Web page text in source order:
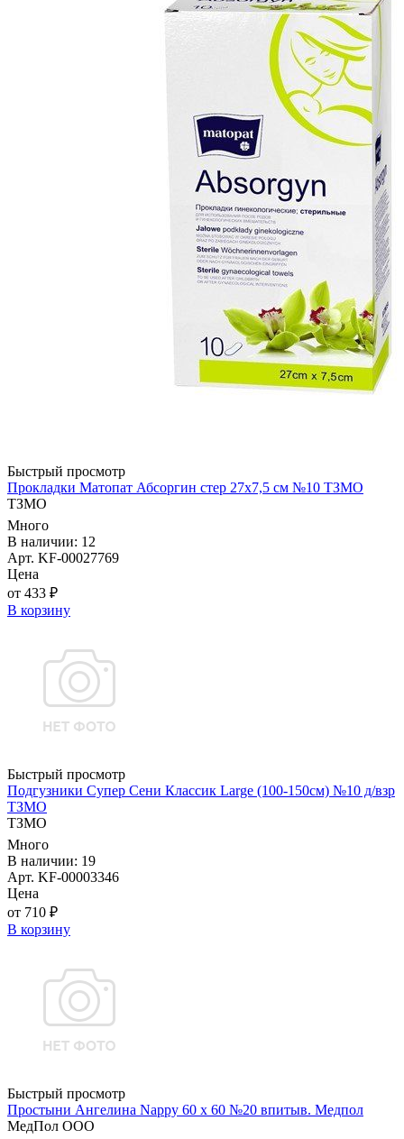
Быстрый просмотр
Прокладки Матопат Абсоргин стер 27х7,5 см №10 ТЗМО
ТЗМО
Много
В наличии: 12
Арт. KF-00027769
Цена
от 433 ₽
В корзину
Быстрый просмотр
Подгузники Супер Сени Классик Large (100-150см) №10 д/взр
ТЗМО
ТЗМО
Много
В наличии: 19
Арт. KF-00003346
Цена
от 710 ₽
В корзину
Быстрый просмотр
Простыни Ангелина Nappy 60 х 60 №20 впитыв. Медпол
МедПол ООО